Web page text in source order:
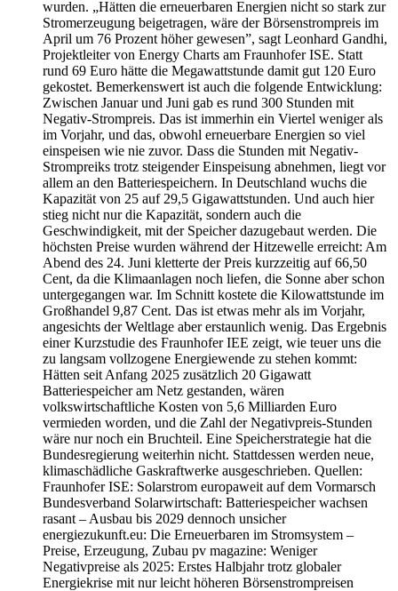
wurden. „Hätten die erneuerbaren Energien nicht so stark zur
Stromerzeugung beigetragen, wäre der Börsenstrompreis im
April um 76 Prozent höher gewesen”, sagt Leonhard Gandhi,
Projektleiter von Energy Charts am Fraunhofer ISE. Statt
rund 69 Euro hätte die Megawattstunde damit gut 120 Euro
gekostet. Bemerkenswert ist auch die folgende Entwicklung:
Zwischen Januar und Juni gab es rund 300 Stunden mit
Negativ-Strompreis. Das ist immerhin ein Viertel weniger als
im Vorjahr, und das, obwohl erneuerbare Energien so viel
einspeisen wie nie zuvor. Dass die Stunden mit Negativ-
Strompreiks trotz steigender Einspeisung abnehmen, liegt vor
allem an den Batteriespeichern. In Deutschland wuchs die
Kapazität von 25 auf 29,5 Gigawattstunden. Und auch hier
stieg nicht nur die Kapazität, sondern auch die
Geschwindigkeit, mit der Speicher dazugebaut werden. Die
höchsten Preise wurden während der Hitzewelle erreicht: Am
Abend des 24. Juni kletterte der Preis kurzzeitig auf 66,50
Cent, da die Klimaanlagen noch liefen, die Sonne aber schon
untergegangen war. Im Schnitt kostete die Kilowattstunde im
Großhandel 9,87 Cent. Das ist etwas mehr als im Vorjahr,
angesichts der Weltlage aber erstaunlich wenig. Das Ergebnis
einer Kurzstudie des Fraunhofer IEE zeigt, wie teuer uns die
zu langsam vollzogene Energiewende zu stehen kommt:
Hätten seit Anfang 2025 zusätzlich 20 Gigawatt
Batteriespeicher am Netz gestanden, wären
volkswirtschaftliche Kosten von 5,6 Milliarden Euro
vermieden worden, und die Zahl der Negativpreis-Stunden
wäre nur noch ein Bruchteil. Eine Speicherstrategie hat die
Bundesregierung weiterhin nicht. Stattdessen werden neue,
klimaschädliche Gaskraftwerke ausgeschrieben. Quellen:
Fraunhofer ISE: Solarstrom europaweit auf dem Vormarsch
Bundesverband Solarwirtschaft: Batteriespeicher wachsen
rasant – Ausbau bis 2029 dennoch unsicher
energiezukunft.eu: Die Erneuerbaren im Stromsystem –
Preise, Erzeugung, Zubau pv magazine: Weniger
Negativpreise als 2025: Erstes Halbjahr trotz globaler
Energiekrise mit nur leicht höheren Börsenstrompreisen